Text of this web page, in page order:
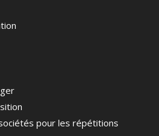
pour les répétitions